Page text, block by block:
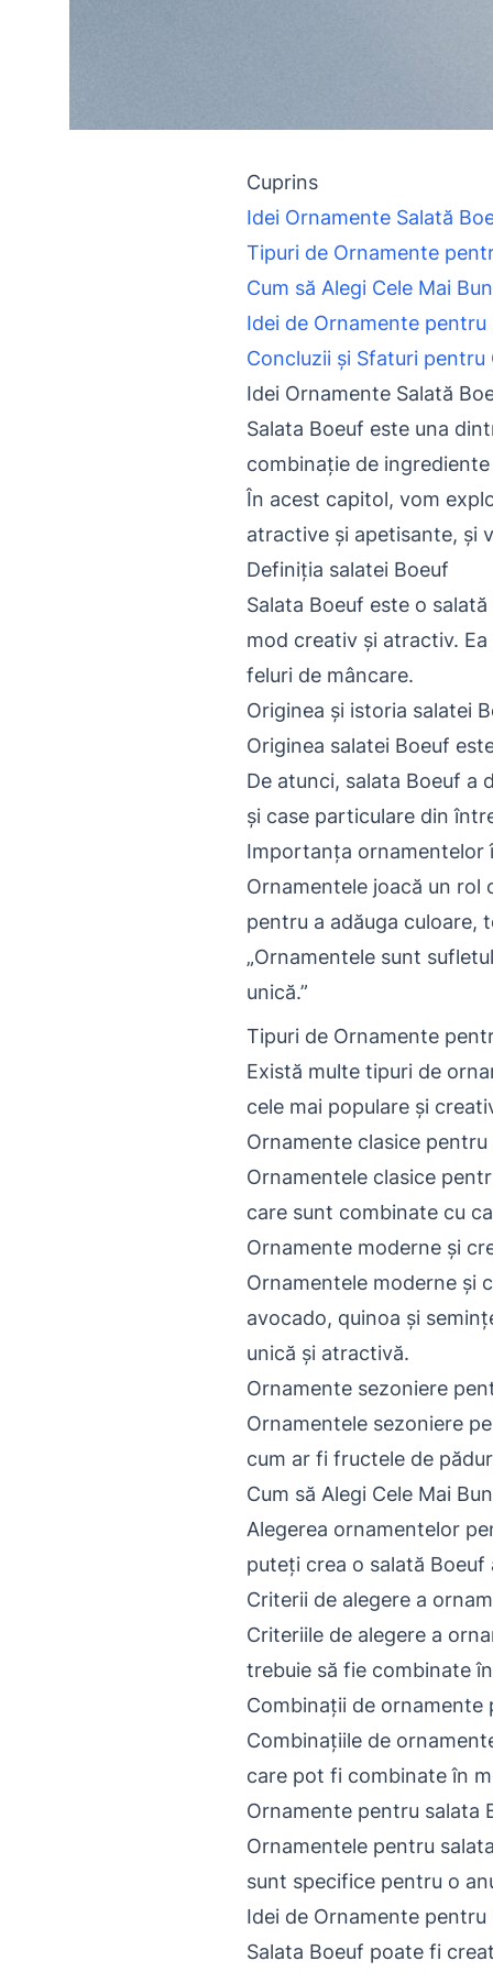
Cuprins
Idei Ornamente Salată
Tipuri de Ornamente
Cum să Alegi Cele Mai
Idei de Ornamente
Concluzii și Sfaturi pentru
Idei Ornamente Salată
Salata Boeuf este una
combinație de
În acest capitol, vom
atractive și apetisante, și
Definiția salatei Boeuf
Salata Boeuf este o
mod creativ și atractiv.
feluri de mâncare.
Originea și istoria salatei
Originea salatei Boeuf
De atunci, salata Boeuf
și case particulare din
Importanța ornamentelor
Ornamentele joacă un rol
pentru a adăuga culoare,
„Ornamentele sunt
unică.”
Tipuri de Ornamente
Există multe tipuri de
cele mai populare și
Ornamente clasice
Ornamentele clasice
care sunt combinate cu
Ornamente moderne și
Ornamentele moderne și
avocado, quinoa și
unică și atractivă.
Ornamente sezoniere
Ornamentele sezoniere
cum ar fi fructele de
Cum să Alegi Cele Mai
Alegerea ornamentelor
puteți crea o salată
Criterii de alegere a
Criteriile de alegere a
trebuie să fie combinate
Combinații de ornamente
Combinațiile de
care pot fi combinate în
Ornamente pentru salata
Ornamentele pentru
sunt specifice pentru o
Idei de Ornamente
Salata Boeuf poate fi